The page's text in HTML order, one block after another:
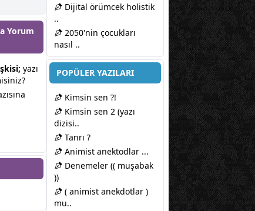
Yorum
yazı
Dijital örümcek holistik
..
2050'nin çocukları
nasıl ..
POPÜLER YAZILARI
Kimsin sen ?!
Kimsin sen 2 (yazı
dizisi..
Tanrı ?
Animist anektodlar ...
Denemeler (( muşabak
))
( animist anekdotlar )
mu..